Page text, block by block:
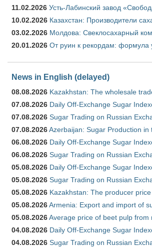
11.02.2026 Усть-Лабинский завод
10.02.2026 Казахстан: Производители
03.02.2026 Молдова: Свеклосахарный
20.01.2026 От руин к рекордам: формула
News in English (delayed)
08.08.2026 Kazakhstan: The wholesale
07.08.2026 Daily Off-Exchange Sugar
07.08.2026 Sugar Trading on Russian
07.08.2026Azerbaijan: Sugar Production
06.08.2026 Daily Off-Exchange Sugar
06.08.2026 Sugar Trading on Russian
05.08.2026 Daily Off-Exchange Sugar
05.08.2026 Sugar Trading on Russian
05.08.2026 Kazakhstan: The producer
05.08.2026Armenia: Export and import of
05.08.2026Average price of beet pulp
04.08.2026 Daily Off-Exchange Sugar
04.08.2026 Sugar Trading on Russian